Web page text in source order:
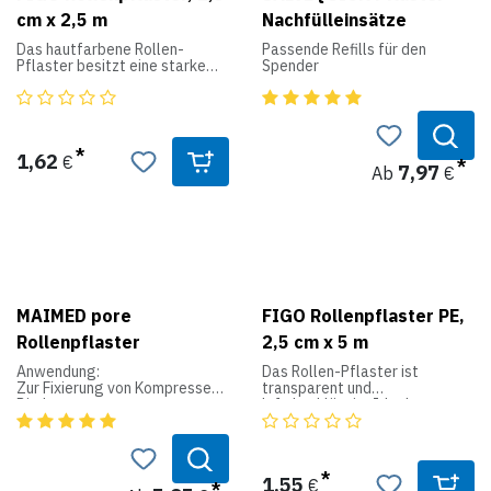
Länge: 9 cm
Breite: 6 cm
Farbe: weiß
Material: 100% Polyester
cm x 2,5 m
Das hautfarbene Rollen-
Pflaster besitzt eine starke
luftdurchlässig. Ideal zum
1,62 €
Nachfülleinsätze
Passende Refills für den
Spender
Ab 7,97 €
MAIMED pore
Rollenpflaster
Anwendung:
Zur Fixierung von Kompressen,
Binden,
Venenkathetern, Kanülen,
Luftröhrenschläuchen,
Sonden und Wundverbänden.
FIGO Rollenpflaster PE,
2,5 cm x 5 m
Das Rollen-Pflaster ist
transparent und
luftdurchlässig. Ideal zum
fixieren und bietet einfache,
1,55 €